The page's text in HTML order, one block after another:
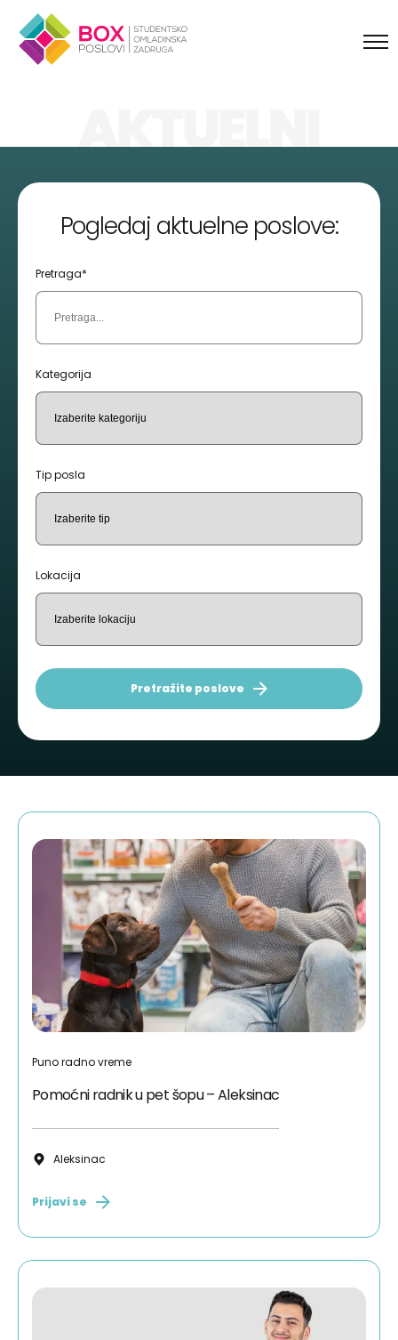
AKTUELNI
POSLOVI
Pogledaj aktuelne poslove:
Pretraga*
Kategorija
Tip posla
Lokacija
Pretražite poslove
Puno radno vreme
Pomoćni radnik u pet šopu – Aleksinac
Aleksinac
Prijavi se